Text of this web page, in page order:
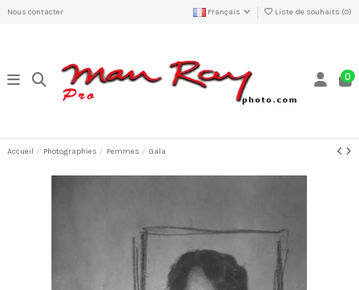
Nous contacter Français Liste de souhaits (0)
0
Accueil Photographies Femmes Gala